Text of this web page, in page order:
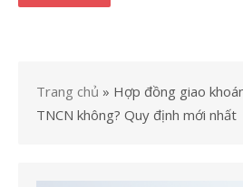
Trang chủ » Hợp đồng giao
TNCN không? Quy định mới nhất